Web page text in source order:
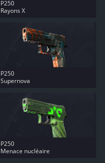
P250
Rayons X
P250
Supernova
P250
Menace nucléaire